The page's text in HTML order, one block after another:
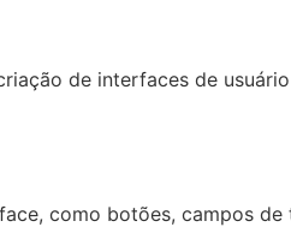
de interfaces de
como botões, campos